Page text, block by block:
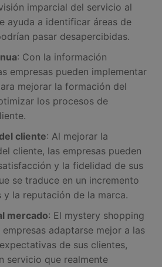
imparcial del servicio al
ayuda a identificar áreas de
pasar desapercibidas.
: Con la información
empresas pueden implementar
mejorar la formación del
los procesos de
cliente: Al mejorar la
cliente, las empresas pueden
y la fidelidad de sus
se traduce en un incremento
y la reputación de la marca.
mercado: El mystery shopping
adaptarse mejor a las
de sus clientes,
servicio que realmente